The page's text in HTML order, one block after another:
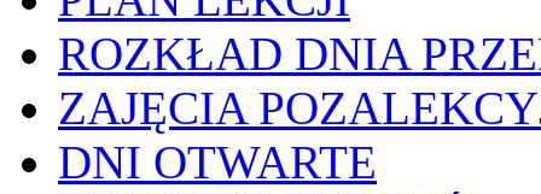
ROZKŁAD DNIA
ZAJĘCIA
DNI OTWARTE